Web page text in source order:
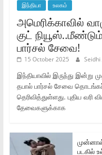
இந்தியா உலகம்
அமெரிக்காவில்
குட்
பார்சல் சேவை!
15 October 2025 Seidhi
இந்தியாவில் இருந்து இன்று
தபால் பார்சல் சேவை
தெரிவித்துள்ளது. புதிய வரி
தேவைகளுக்காக
முன்னாள்
படகில்